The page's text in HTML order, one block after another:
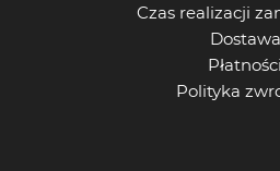
Czas realizacji
Dostawa
Płatności
Polityka